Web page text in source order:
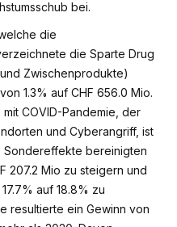
bei.
die
die Sparte Drug
Zwischenprodukte)
1.3% auf CHF 656.0 Mio.
COVID-Pandemie, der
und Cyberangriff, ist
bereinigten
207.2 Mio zu steigern und
auf 18.8% zu
resultierte ein Gewinn von